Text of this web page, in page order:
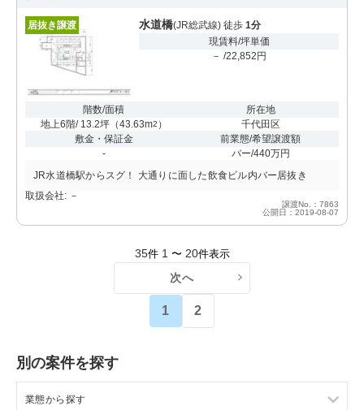
居抜き譲渡 水道橋(JR総武線) 徒歩 1分
現賃料/坪単価
－ /22,852円
階数/面積
地上6階/ 13.2坪（43.63m2 ）
所在地
千代田区
敷金・保証金
-
前業態/希望譲渡額
バー/440万円
JR水道橋駅からスグ！ 大通りに面した飲食ビル内バー居抜き
取扱会社: －
譲渡No.：7863
公開日：2019-08-07
35件 1 〜 20件表示
次へ
1 2
別の案件を探す
業態から探す